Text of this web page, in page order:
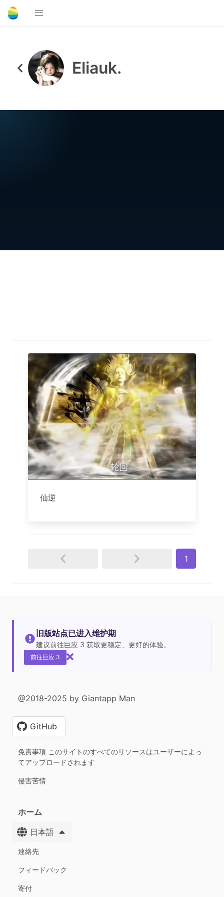
Eliauk.
仙逆
1
旧版站点已进入维护期
建议前往巨应 3 获取更稳定、更好的体验。
前往巨应 3
@2018-2025 by Giantapp Man
GitHub
免責事項 このサイトのすべてのリソースはユーザーによっ
てアップロードされます
侵害苦情
ホーム
日本語
連絡先
フィードバック
寄付